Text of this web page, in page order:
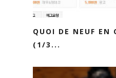
QUOI DE NEUF EN
(1/3...